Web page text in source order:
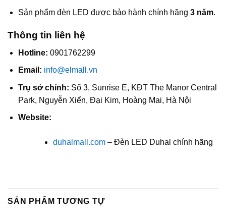
Sản phẩm đèn LED được bảo hành chính hãng 3 năm.
Thông tin liên hệ
Hotline: 0901762299
Email: info@elmall.vn
Trụ sở chính: Số 3, Sunrise E, KĐT The Manor Central
Park, Nguyễn Xiển, Đại Kim, Hoàng Mai, Hà Nội
Website:
duhalmall.com– Đèn LED Duhal chính hãng
SẢN PHẨM TƯƠNG TỰ